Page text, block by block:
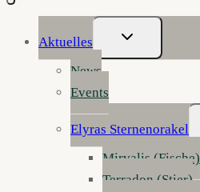
Aktuelles
Untermenü
Umschalten
News
Events
Elyras Sternenorakel
Mirvalis (Fische)
Terradon (Stier)